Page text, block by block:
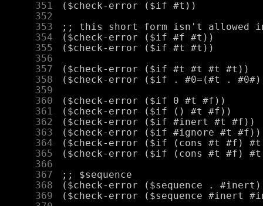
    351
    352
    353
    354
    355
    356
    357
    358
    359
    360
    361
    362
    363
    364
    365
    366
    367
    368
    369